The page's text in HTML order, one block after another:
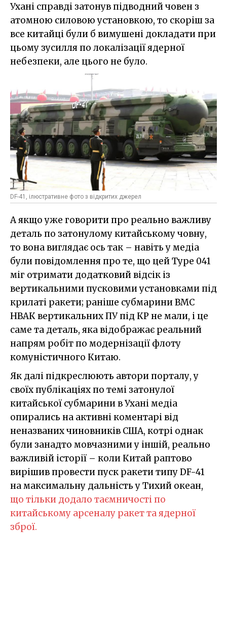
Ухані справді затонув підводний човен з
атомною силовою установкою, то скоріш за
все китайці були б вимушені докладати при
цьому зусилля по локалізації ядерної
небезпеки, але цього не було.
DF-41, ілюстративне фото з відкритих джерел
А якщо уже говорити про реально важливу
деталь по затонулому китайському човну,
то вона виглядає ось так – навіть у медіа
були повідомлення про те, що цей Type 041
міг отримати додатковий відсік із
вертикальними пусковими установками під
крилаті ракети; раніше субмарини ВМС
НВАК вертикальних ПУ під КР не мали, і це
саме та деталь, яка відображає реальний
напрям робіт по модернізації флоту
комуністичного Китаю.
Як далі підкреслюють автори порталу, у
своїх публікаціях по темі затонулої
китайської субмарини в Ухані медіа
опирались на активні коментарі від
неназваних чиновників США, котрі однак
були занадто мовчазними у іншій, реально
важливій історії – коли Китай раптово
вирішив провести пуск ракети типу DF-41
на максимальну дальність у Тихий океан,
що тільки додало таємничості по
китайському арсеналу ракет та ядерної
зброї.